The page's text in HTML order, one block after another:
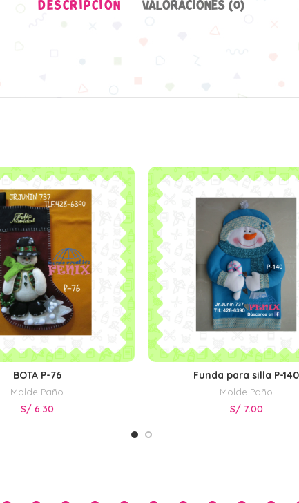
DESCRIPCIÓN VALORACIONES (0)
AÑADIR AL CARRITO
BOTA P-76
Molde Paño
S/6.30
AÑADIR AL CARRITO
Funda para silla P-140
Molde Paño
S/7.00